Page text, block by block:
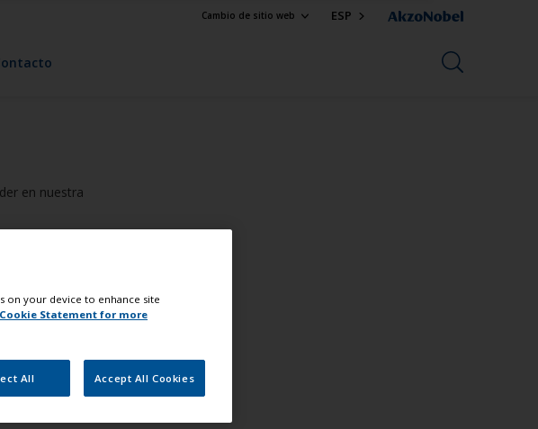
Cambio de sitio web ESP
en nuestra
on your device to enhance site
Cookie Statement for more
All Accept All Cookies